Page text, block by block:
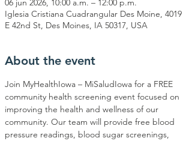
06 jun 2026, 10:00 a.m. – 12:00 p.m.
Iglesia Cristiana Cuadrangular Des Moine, 4019
E 42nd St, Des Moines, IA 50317, USA
About the event
Join MyHealthIowa – MiSaludIowa for a FREE
community health screening event focused on
improving the health and wellness of our
community. Our team will provide free blood
pressure readings, blood sugar screenings,